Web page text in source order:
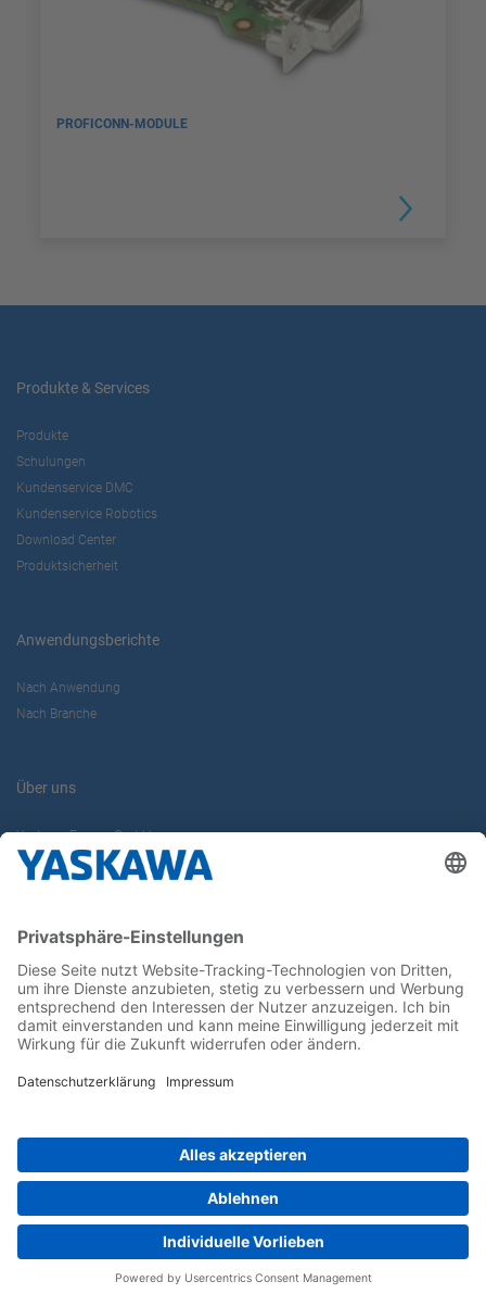
PROFICONN-MODULE
Produkte & Services
Produkte
Schulungen
Kundenservice DMC
Kundenservice Robotics
Download Center
Produktsicherheit
Anwendungsberichte
Nach Anwendung
Nach Branche
Über uns
Yaskawa Europe GmbH
Karriere
Newsletter
Follow us on...
Home
Whistleblowing
Yaskawa Europe GmbH